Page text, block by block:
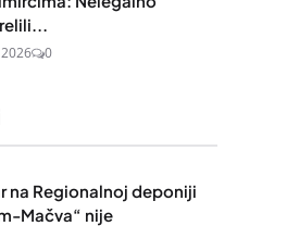
2026 0
na Regionalnoj deponiji
Mačva“ nije